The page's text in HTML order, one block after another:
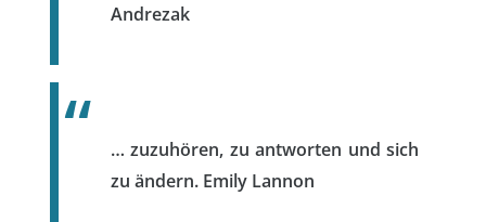
Andrezak
… zuzuhören, zu antworten und sich
zu ändern. Emily Lannon